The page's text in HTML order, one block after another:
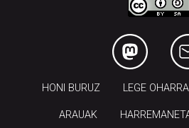
HONI BURUZ LEGE OHARRA
ARAUAK